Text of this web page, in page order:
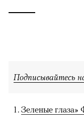
Подписывайтесь
Зеленые